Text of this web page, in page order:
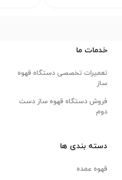
خدمات ما
تعمیرات تخصصی دستگاه قهوه
ساز
فروش دستگاه قهوه ساز دست
دوم
دسته بندی ها
قهوه عمده